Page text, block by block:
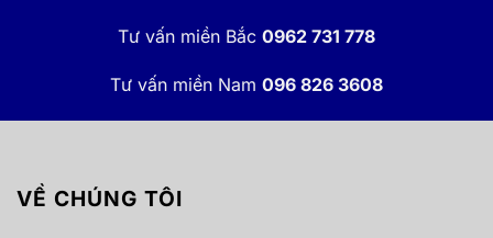
Tư vấn miền Bắc 0962 731 778
Tư vấn miền Nam 096 826 3608
VỀ CHÚNG TÔI